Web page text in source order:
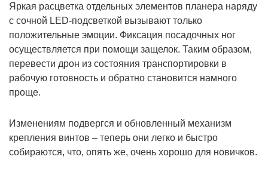
Яркая расцветка отдельных элементов планера наряду
с сочной LED-подсветкой вызывают только
положительные эмоции. Фиксация посадочных ног
осуществляется при помощи защелок. Таким образом,
перевести дрон из состояния транспортировки в
рабочую готовность и обратно становится намного
проще.
Изменениям подвергся и обновленный механизм
крепления винтов – теперь они легко и быстро
собираются, что, опять же, очень хорошо для новичков.